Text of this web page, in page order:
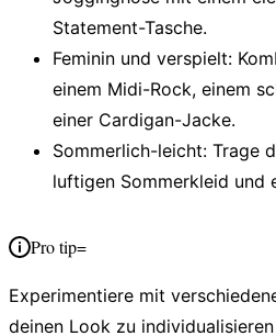
Statement-Tasche.
Feminin und verspielt:
einem Midi-Rock, einem
einer Cardigan-Jacke.
Sommerlich-leicht: Trage
luftigen Sommerkleid und
Pro tip=
Experimentiere mit
deinen Look zu